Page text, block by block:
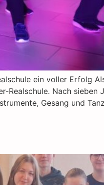
ein voller Erfolg
Nach sieben
Gesang und